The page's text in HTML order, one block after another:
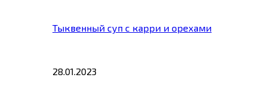
Тыквенный суп с карри и орехами
28.01.2023